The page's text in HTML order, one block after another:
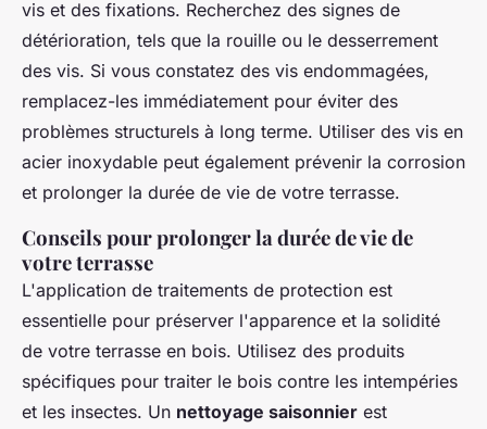
vis et des fixations. Recherchez des signes de
détérioration, tels que la rouille ou le desserrement
des vis. Si vous constatez des vis endommagées,
remplacez-les immédiatement pour éviter des
problèmes structurels à long terme. Utiliser des vis en
acier inoxydable peut également prévenir la corrosion
et prolonger la durée de vie de votre terrasse.
Conseils pour prolonger la durée de vie de
votre terrasse
L'application de traitements de protection est
essentielle pour préserver l'apparence et la solidité
de votre terrasse en bois. Utilisez des produits
spécifiques pour traiter le bois contre les intempéries
et les insectes. Un nettoyage saisonnier est